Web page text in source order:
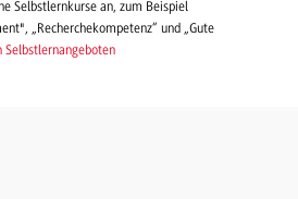
Selbstlernkurse an, zum Beispiel
„Recherchekompetenz“ und „Gute
Selbstlernangeboten